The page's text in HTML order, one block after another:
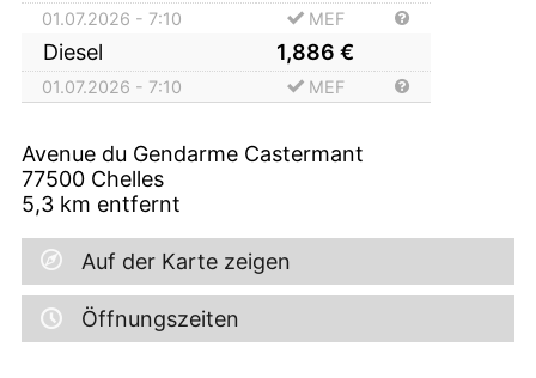
01.07.2026 - 7:10 MEF
Diesel 1,886 €
01.07.2026 - 7:10 MEF
Avenue du Gendarme Castermant
77500 Chelles
5,3 km entfernt
Auf der Karte zeigen
Öffnungszeiten